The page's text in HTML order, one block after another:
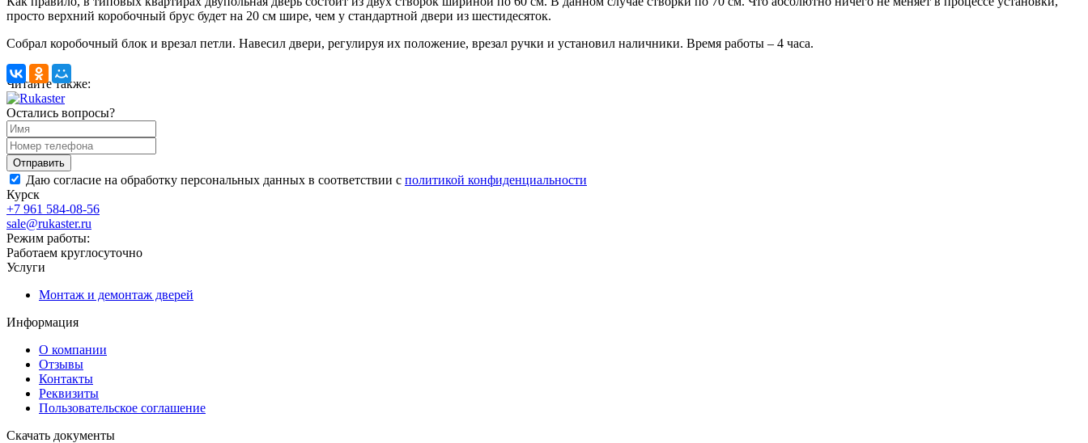
просто верхний коробочный брус будет на 20 см шире, чем у стандартной двери из шестидесяток.
Собрал коробочный блок и врезал петли. Навесил двери, регулируя их положение, врезал ручки и установил наличники. Время работы – 4 часа.
Читайте также:
Остались вопросы?
Даю согласие на обработку персональных данных в соответствии с политикой конфиденциальности
Курск
+7 961 584-08-56
sale@rukaster.ru
Режим работы:
Работаем круглосуточно
Услуги
Монтаж и демонтаж дверей
Информация
О компании
Отзывы
Контакты
Реквизиты
Пользовательское соглашение
Скачать документы